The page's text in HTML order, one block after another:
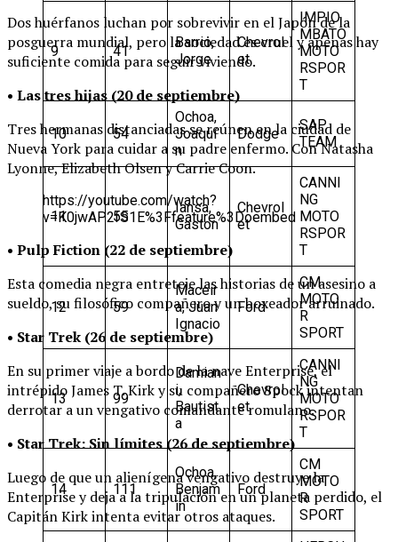
Dos huérfanos luchan por sobrevivir en el Japón de la
posguerra mundial, pero la sociedad es cruel y apenas hay
suficiente comida para seguir viviendo.
• Las tres hijas (20 de septiembre)
Tres hermanas distanciadas se reúnen en la ciudad de
Nueva York para cuidar a su padre enfermo. Con Natasha
Lyonne, Elizabeth Olsen y Carrie Coon.
https://youtube.com/watch?
v=K0jwAP2fS1E%3Ffeature%3Doembed
• Pulp Fiction (22 de septiembre)
Esta comedia negra entreteje las historias de un asesino a
sueldo, su filosófico compañero y un boxeador arruinado.
• Star Trek (26 de septiembre)
En su primer viaje a bordo de la nave Enterprise, el
intrépido James T. Kirk y su compañero Spock intentan
derrotar a un vengativo comandante romulano.
• Star Trek: Sin límites (26 de septiembre)
Luego de que un alienígena vengativo destruye la
Enterprise y deja a la tripulación en un planeta perdido, el
Capitán Kirk intenta evitar otros ataques.
9 41
Barrio,
Jorge
Chevrol
et
IMPIO
MBATO
MOTO
RSPOR
T
10 54
Ochoa,
Joaquí
n
Dodge
SAP
TEAM
11 55
Iansa,
Gaston
Chevrol
et
CANNI
NG
MOTO
RSPOR
T
12 59
Maceir
a, Juan
Ignacio
Ford
CM
MOTO
R
SPORT
13 99
Damian
i,
Bautist
a
Chevrol
et
CANNI
NG
MOTO
RSPOR
T
14 111
Ochoa,
Benjam
in
Ford
CM
MOTO
R
SPORT